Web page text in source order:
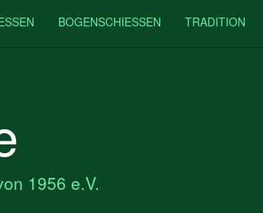
BOGENSCHIESSEN TRADITION
1956 e.V.